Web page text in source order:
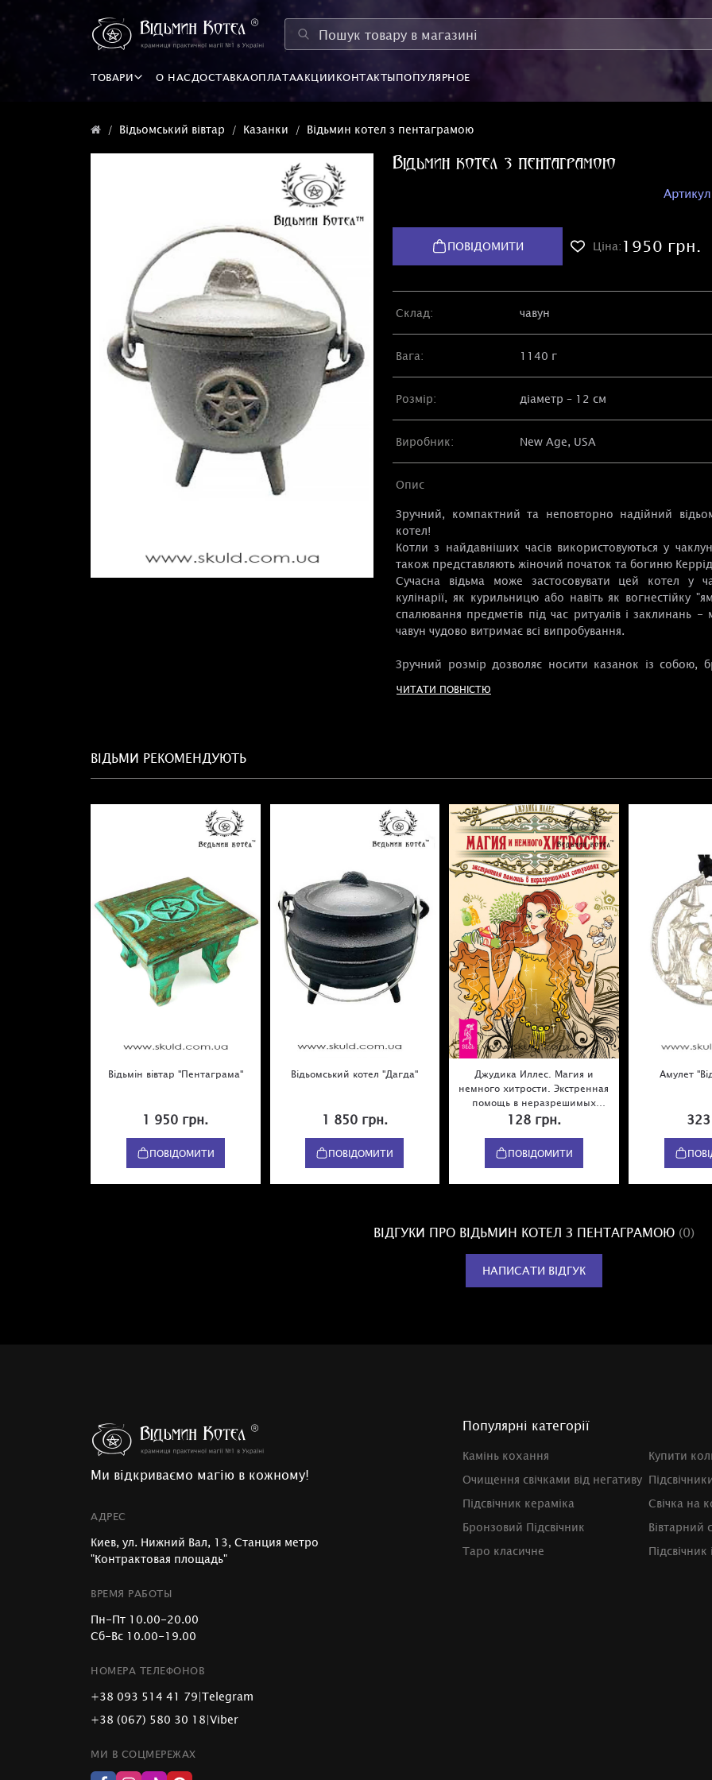
ТОВАРИ О НАСДОСТАВКАОПЛАТААКЦИИКОНТАКТЫПОПУЛЯРНОЕ
Відьомський вівтар Казанки Відьмин котел з пентаграмою
Відьмин котел з пентаграмою
ПОВІДОМИТИ Ціна: 1950 грн.
Склад: чавун
Вага: 1140 г
Розмір: діаметр – 12 см
Виробник: New Age, USA
Опис
Зручний, компактний та неповторно надійний
котел!
Котли з найдавніших часів використовуються у
також представляють жіночий початок та богиню
Сучасна відьма може застосовувати цей котел у
кулінарії, як курильницю або навіть як вогнестійку
спалювання предметів під час ритуалів і заклинань -
чавун чудово витримає всі випробування.
Зручний розмір дозволяє носити казанок із собою,
ЧИТАТИ ПОВНІСТЮ
ВІДЬМИ РЕКОМЕНДУЮТЬ
Відьмін вівтар "Пентаграма"
1 950 грн.
ПОВІДОМИТИ
Відьомський котел "Дагда"
1 850 грн.
ПОВІДОМИТИ
Джудика Иллес. Магия и
немного хитрости. Экстренная
помощь в неразрешимых
ситуациях
128 грн.
ПОВІДОМИТИ
Амулет
ВІДГУКИ ПРО ВІДЬМИН КОТЕЛ З ПЕНТАГРАМОЮ (0)
НАПИСАТИ ВІДГУК
Ми відкриваємо магію в кожному!
АДРЕС
Киев, ул. Нижний Вал, 13, Станция метро
"Контрактовая площадь"
ВРЕМЯ РАБОТЫ
Пн-Пт 10.00-20.00
Сб-Вс 10.00-19.00
НОМЕРА ТЕЛЕФОНОВ
+38 093 514 41 79|Telegram
+38 (067) 580 30 18|Viber
МИ В СОЦМЕРЕЖАХ
Популярні категорії
Камінь кохання
Купити
Очищення свічками від негативу
Підсвічник кераміка
Свічка на
Бронзовий Підсвічник
Вівтарний
Таро класичне
Підсвічник